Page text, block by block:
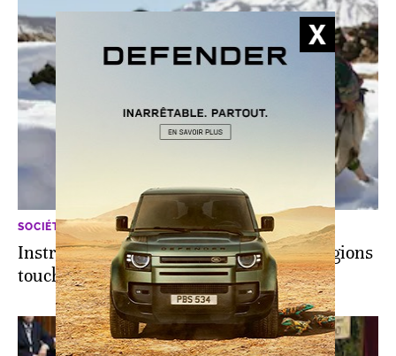
SOCIÉTÉ
Instructions royales pour soutenir les régions
touchées par le grand froid